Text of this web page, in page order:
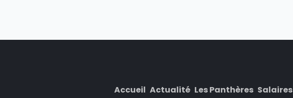
Accueil Actualité Les Panthères Salaires